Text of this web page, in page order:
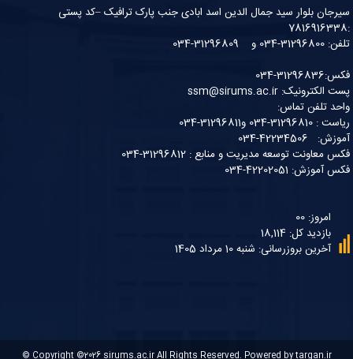
سیرجان بلوار سید جمال الدین اسد ابادی جنب پارک ترافیک –کد پستی
:7816916338
تلفن: 31296800-034 و 31296809-034
فکس:31296836-034
پست الکترونیک: ssm@sirums.ac.ir
واحد تلفن تماس:
ریاست : 31296810-034 و31296811-034
آموزش: 42234506-034
فکس معاونت توسعه مدیریت و منابع : 31296812-034
فکس آموزش: 42202051-034
امروز: 00
بازدید کل: 18,114
آخرین بروزرسانی: شنبه 10 مرداد 1405
© Copyright ©2026 sirums.ac.irAll Rights Reserved. Powered bytargan.ir